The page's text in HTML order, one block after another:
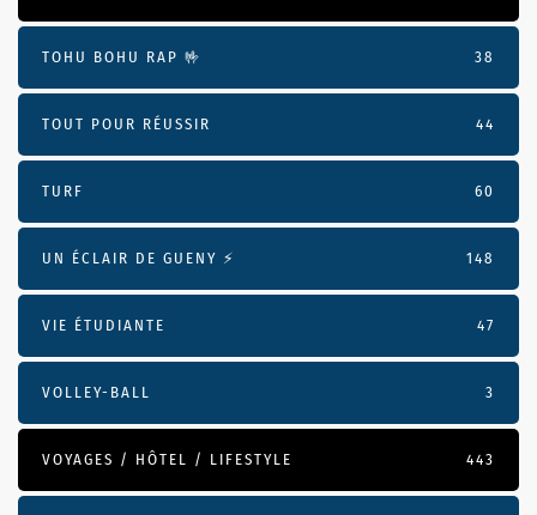
TOHU BOHU RAP 🤟 38
TOUT POUR RÉUSSIR 44
TURF 60
UN ÉCLAIR DE GUENY ⚡️ 148
VIE ÉTUDIANTE 47
VOLLEY-BALL 3
VOYAGES / HÔTEL / LIFESTYLE 443